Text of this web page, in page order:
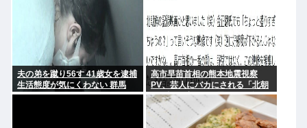
夫の弟を蹴り56す 41歳女を逮捕
生活態度が気にくわない 群馬
高市早苗首相の熊本地震視察
PV、芸人にバカにされる「北朝
鮮の記録映画かと思った。金正
恩ですら盛りすぎって言うぞ」